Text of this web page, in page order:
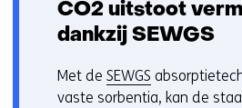
CO2 uitstoot
dankzij SEWGS
Met de SEWGS
vaste sorbentia, kan de